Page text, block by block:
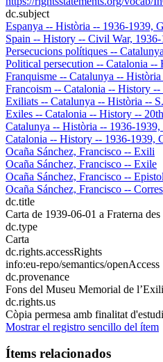
dc.subject
Espanya -- Història -- 1936-1939,
Spain -- History -- Civil War, 1936-
Persecucions polítiques --
Political persecution -- Catalonia --
Franquisme -- Catalunya --
Francoism -- Catalonia -- History --
Exiliats -- Catalunya -- Història --
Exiles -- Catalonia -- History --
Catalunya -- Història -- 1936-
Catalonia -- History -- 1936-1939,
Ocaña Sánchez, Francisco -- Exili
Ocaña Sánchez, Francisco -- Exile
Ocaña Sánchez, Francisco --
Ocaña Sánchez, Francisco --
dc.title
Carta de 1939-06-01 a Fraterna des
dc.type
Carta
dc.rights.accessRights
info:eu-repo/semantics/openAccess
dc.provenance
Fons del Museu Memorial de
dc.rights.us
Còpia permesa amb finalitat
Mostrar el registro sencillo del ítem
Ítems relacionados